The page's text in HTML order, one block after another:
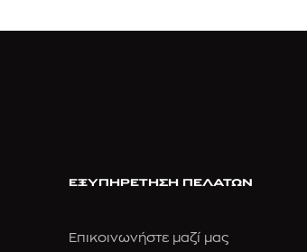
ΕΞΥΠΗΡΕΤΗΣΗ ΠΕΛΑΤΩΝ
Επικοινωνήστε μαζί μας